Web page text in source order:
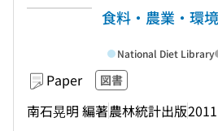
食料・農業・環
Paper 図書
南石晃明 編著農林統計出版
National Diet Library